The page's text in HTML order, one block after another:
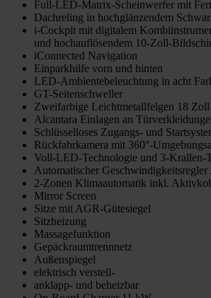
Full-LED-Matrix-Scheinwerfer mit
Dachreling in hochglänzendem
i-Cockpit mit digitalem
und hochauflösendem 10-Zoll-
iConnected Navigation
Einparkhilfe vorn und hinten
LED-Ambientebeleuchtung in acht
GT-Seitenschweller
Zweifarbige Leichtmetallfelgen 18 Zoll
Alcantara Einlagen an
Schlüsselloses Zugangs- und
Rückfahrkamera mit 360°-
Voll-LED-Technologie und 3-Krallen-
Automatischer Geschwindigkeitsregler
2-Zonen Klimaautomatik inkl.
Mirror Screen
Sitze mit AGR-Gütesiegel
Sitzheizung
Massagefunktion
Gepäckraumtrennnetz
Außenspiegel
elektrisch verstell-
anklapp- und beheizbar